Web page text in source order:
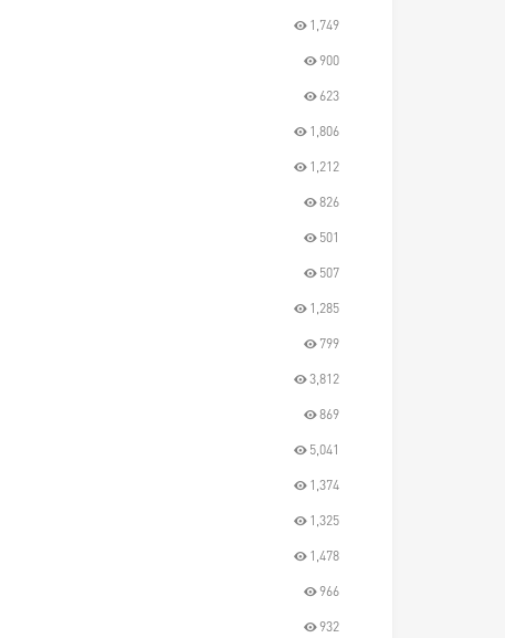
1,749
900
623
1,806
1,212
826
501
507
1,285
799
3,812
869
5,041
1,374
1,325
1,478
966
932